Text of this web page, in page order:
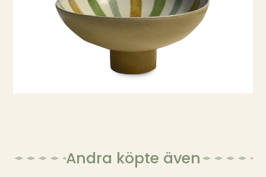
Andra köpte även